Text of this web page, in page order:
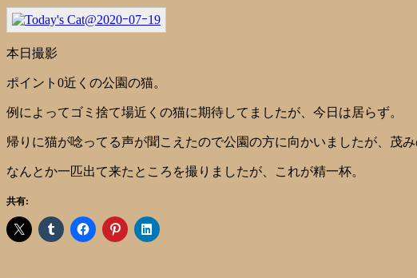
本日撮影
ポイント0近くの公園の猫。
例によってゴミ捨て場近くの猫に期待してましたが、今日は居らず。
帰りに猫が唸ってる声が聞こえたので公園の方に向かいましたが、茂
なんとか一匹出て来たところを撮りましたが、これが精一杯。
共有: